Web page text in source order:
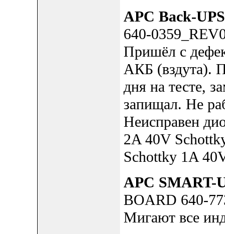
APC Back-
640-
Пришёл с
АКБ (вздута).
дня на тесте,
запищал. Не
Неисправен
2A 40V
Schottky 1A
APC SMART-
BOARD 640-
Мигают все